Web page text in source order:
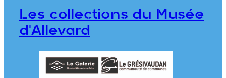
THIERRY Frères
2018.0.12
Les collections du Musée
d'Allevard